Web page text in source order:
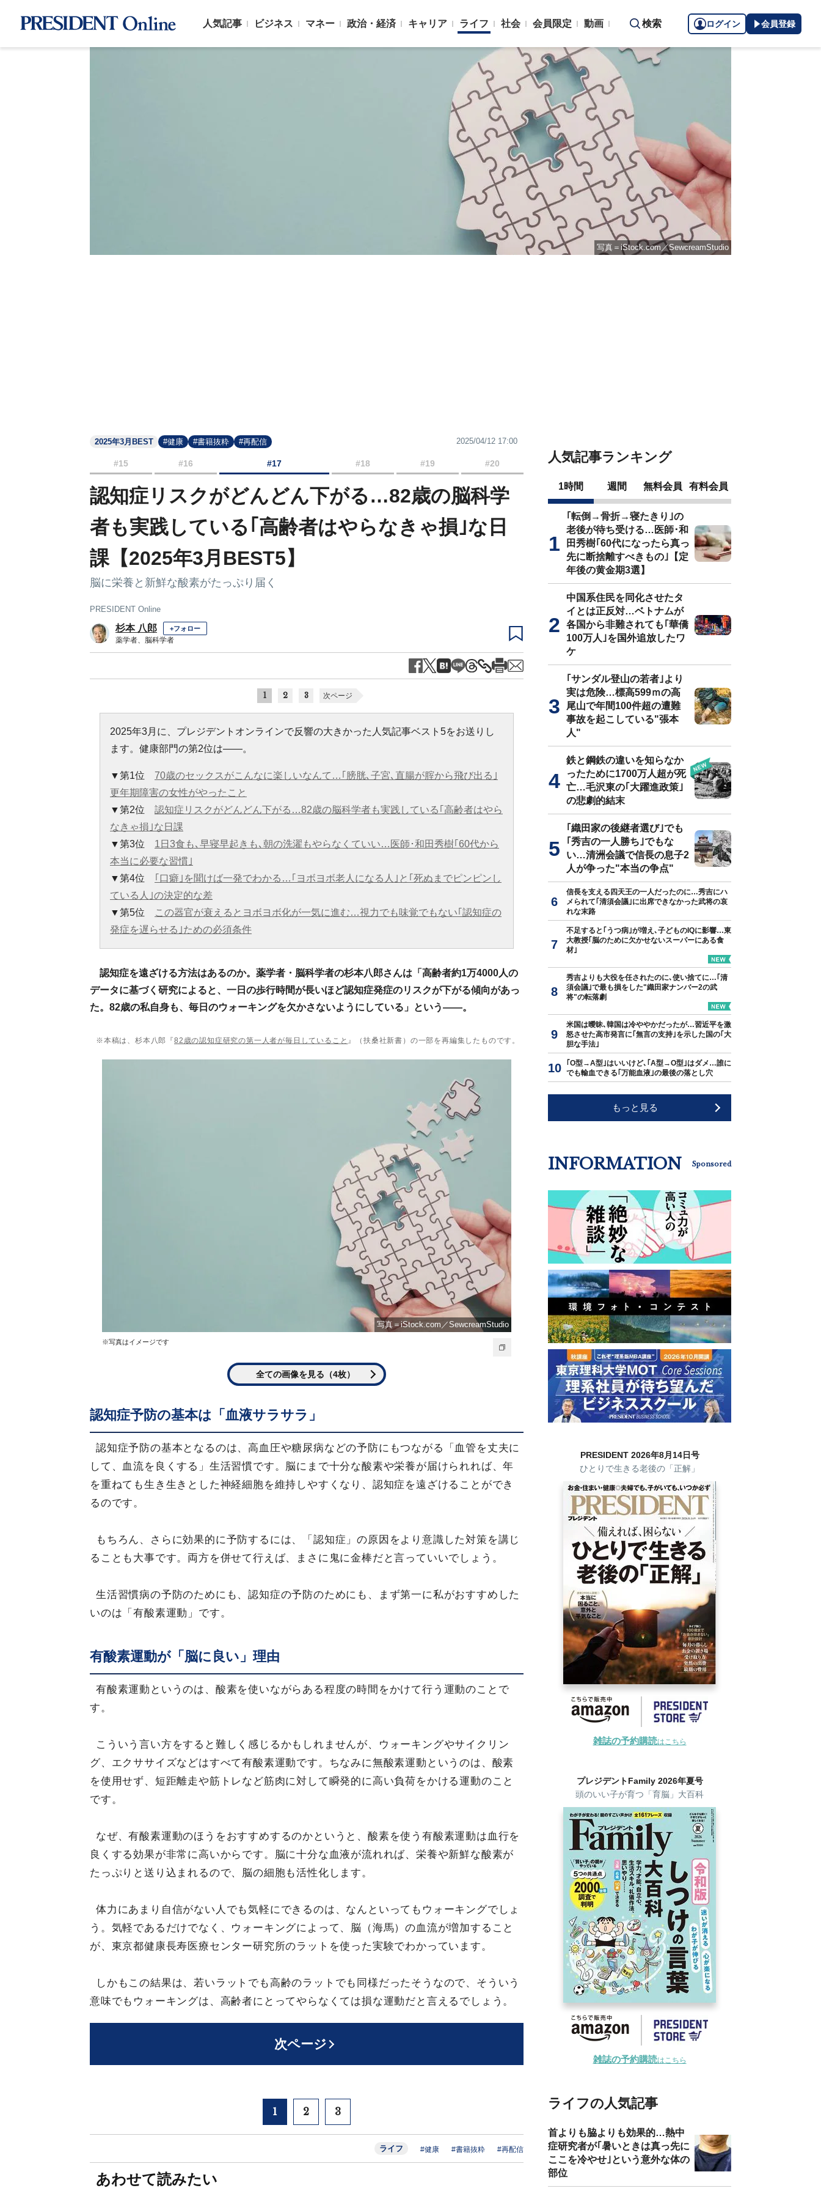
人気記事 ビジネス マネー 政治・経済 キャリア ライフ 社会 会員限定 動画 検索 ログイン 会員登録
写真＝iStock.com／SewcreamStudio
2025年3月BEST #健康 #書籍抜粋 #再配信 2025/04/12 17:00
#15 #16 #17 #18 #19 #20
認知症リスクがどんどん下がる…82歳の脳科学
者も実践している｢高齢者はやらなきゃ損｣な日
課【2025年3月BEST5】
脳に栄養と新鮮な酸素がたっぷり届く
PRESIDENT Online
杉本 八郎 +フォロー
薬学者、脳科学者
1 2 3 次ページ
2025年3月に、プレジデントオンラインで反響の大きかった人気記事ベスト5をお送りし
ます。健康部門の第2位は――。
▼第1位 70歳のセックスがこんなに楽しいなんて…｢膀胱､子宮､直腸が腟から飛び出る｣
更年期障害の女性がやったこと
▼第2位 認知症リスクがどんどん下がる…82歳の脳科学者も実践している｢高齢者はやら
なきゃ損｣な日課
▼第3位 1日3食も､早寝早起きも､朝の洗濯もやらなくていい…医師･和田秀樹｢60代から
本当に必要な習慣｣
▼第4位
｢口癖｣を聞けば一発でわかる…｢ヨボヨボ老人になる人｣と｢死ぬまでピンピンし
ている人｣の決定的な差
▼第5位
この器官が衰えるとヨボヨボ化が一気に進む…視力でも味覚でもない｢認知症の
発症を遅らせる｣ための必須条件
認知症を遠ざける方法はあるのか。薬学者・脳科学者の杉本八郎さんは「高齢者約1万4000人の
データに基づく研究によると、一日の歩行時間が長いほど認知症発症のリスクが下がる傾向があっ
た。82歳の私自身も、毎日のウォーキングを欠かさないようにしている」という――。
※本稿は、杉本八郎『82歳の認知症研究の第一人者が毎日していること 』（扶桑社新書）の一部を再編集したものです。
写真＝iStock.com／SewcreamStudio
※写真はイメージです
全ての画像を見る（4枚）
認知症予防の基本は「血液サラサラ」
認知症予防の基本となるのは、高血圧や糖尿病などの予防にもつながる「血管を丈夫に
して、血流を良くする」生活習慣です。脳にまで十分な酸素や栄養が届けられれば、年
を重ねても生き生きとした神経細胞を維持しやすくなり、認知症を遠ざけることができ
るのです。
もちろん、さらに効果的に予防するには、「認知症」の原因をより意識した対策を講じ
ることも大事です。両方を併せて行えば、まさに鬼に金棒だと言っていいでしょう。
生活習慣病の予防のためにも、認知症の予防のためにも、まず第一に私がおすすめした
いのは「有酸素運動」です。
有酸素運動が「脳に良い」理由
有酸素運動というのは、酸素を使いながらある程度の時間をかけて行う運動のことで
す。
こういう言い方をすると難しく感じるかもしれませんが、ウォーキングやサイクリン
グ、エクササイズなどはすべて有酸素運動です。ちなみに無酸素運動というのは、酸素
を使用せず、短距離走や筋トレなど筋肉に対して瞬発的に高い負荷をかける運動のこと
です。
なぜ、有酸素運動のほうをおすすめするのかというと、酸素を使う有酸素運動は血行を
良くする効果が非常に高いからです。脳に十分な血液が流れれば、栄養や新鮮な酸素が
たっぷりと送り込まれるので、脳の細胞も活性化します。
体力にあまり自信がない人でも気軽にできるのは、なんといってもウォーキングでしょ
う。気軽であるだけでなく、ウォーキングによって、脳（海馬）の血流が増加すること
が、東京都健康長寿医療センター研究所のラットを使った実験でわかっています。
しかもこの結果は、若いラットでも高齢のラットでも同様だったそうなので、そういう
意味でもウォーキングは、高齢者にとってやらなくては損な運動だと言えるでしょう。
次ページ
1 2 3
ライフ #健康 #書籍抜粋 #再配信
あわせて読みたい
人気記事ランキング
1時間 週間 無料会員 有料会員
｢転倒→骨折→寝たきり｣の
老後が待ち受ける…医師･和
田秀樹｢60代になったら真っ
先に断捨離すべきもの｣【定
年後の黄金期3選】
中国系住民を同化させたタ
イとは正反対…ベトナムが
各国から非難されても｢華僑
100万人｣を国外追放したワ
ケ
｢サンダル登山の若者｣より
実は危険…標高599ｍの高
尾山で年間100件超の遭難
事故を起こしている"張本
人"
鉄と鋼鉄の違いを知らなか
ったために1700万人超が死
亡…毛沢東の｢大躍進政策｣
の悲劇的結末
｢織田家の後継者選び｣でも
｢秀吉の一人勝ち｣でもな
い…清洲会議で信長の息子2
人が争った"本当の争点"
信長を支える四天王の一人だったのに…秀吉にハ
メられて｢清須会議｣に出席できなかった武将の哀
れな末路
不足すると｢うつ病｣が増え､子どものIQに影響…東
大教授｢脳のために欠かせないスーパーにある食
材｣
秀吉よりも大役を任されたのに､使い捨てに…｢清
須会議｣で最も損をした"織田家ナンバー2の武
将"の転落劇
米国は曖昧､韓国は冷ややかだったが…習近平を激
怒させた高市発言に｢無言の支持｣を示した国の｢大
胆な手法｣
｢O型→A型｣はいいけど､｢A型→O型｣はダメ…誰に
でも輸血できる｢万能血液｣の最後の落とし穴
もっと見る
INFORMATION Sponsored
PRESIDENT 2026年8月14日号
ひとりで生きる老後の「正解」
雑誌の予約購読はこちら
プレジデントFamily 2026年夏号
頭のいい子が育つ「育脳」大百科
雑誌の予約購読はこちら
ライフの人気記事
首よりも脇よりも効果的…熱中
症研究者が｢暑いときは真っ先に
ここを冷やせ｣という意外な体の
部位